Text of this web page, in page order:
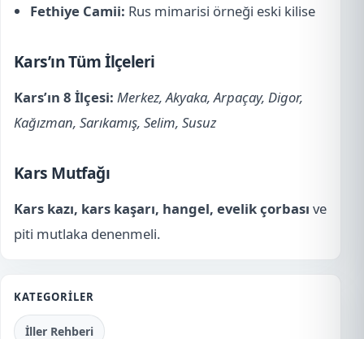
Fethiye Camii: Rus mimarisi örneği eski kilise
Kars’ın Tüm İlçeleri
Kars’ın 8 İlçesi: Merkez, Akyaka, Arpaçay, Digor,
Kağızman, Sarıkamış, Selim, Susuz
Kars Mutfağı
Kars kazı, kars kaşarı, hangel, evelik çorbası ve
piti mutlaka denenmeli.
KATEGORILER
İller Rehberi